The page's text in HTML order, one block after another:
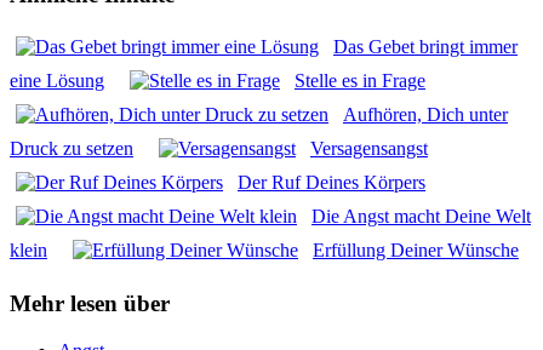
Das Gebet bringt immer
eine Lösung
Stel­le es in Fra­ge
Auf­hö­ren, Dich unter
Druck zu set­zen
Ver­sa­gens­angst
Der Ruf Dei­nes Kör­pers
Die Angst macht Dei­ne Welt
klein
Erfül­lung Dei­ner Wün­sche
Mehr lesen über